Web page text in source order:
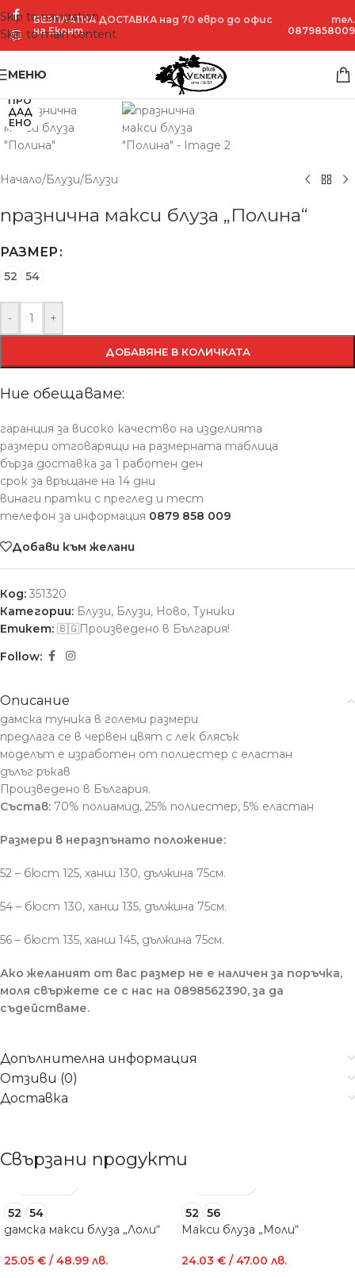
Skip to navigation
Skip to main content
БЕЗПЛАТНА ДОСТАВКА над 70 евро до офис
на Еконт
тел.
0879858009
МЕНЮ
ПРО
ДАД
ЕНО
Начало/Блузи/Блузи
празнична макси блуза „Полина“
РАЗМЕР
52 54
- +
ДОБАВЯНЕ В КОЛИЧКАТА
Ние обещаваме:
гаранция за високо качество на изделията
размери отговарящи на размерната таблица
бърза доставка за 1 работен ден
срок за връщане на 14 дни
винаги пратки с преглед и тест
телефон за информация 0879 858 009
Добави към желани
Код: 351320
Категории: Блузи, Блузи, Ново, Туники
Етикет: 🇧🇬Произведено в България!
Follow:
Описание
дамска туника в големи размери
предлага се в червен цвят с лек блясък
моделът е изработен от полиестер с еластан
дълъг ръкав
Произведено в България.
Състав: 70% полиамид, 25% полиестер, 5% еластан
Размери в неразпънато положение:
52 – бюст 125, ханш 130, дължина 75см.
54 – бюст 130, ханш 135, дължина 75см.
56 – бюст 135, ханш 145, дължина 75см.
Ако желаният от вас размер не е наличен за поръчка,
моля свържете се с нас на 0898562390, за да
съдействаме.
Допълнителна информация
Отзиви (0)
Доставка
Свързани продукти
52
54
дамска макси блуза „Лоли“
25.05 € / 48.99 лв.
52
56
Макси блуза „Моли“
24.03 € / 47.00 лв.